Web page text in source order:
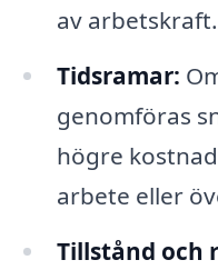
av arbetskraft.
Tidsramar:
genomföras
högre
arbete eller
Tillstånd och